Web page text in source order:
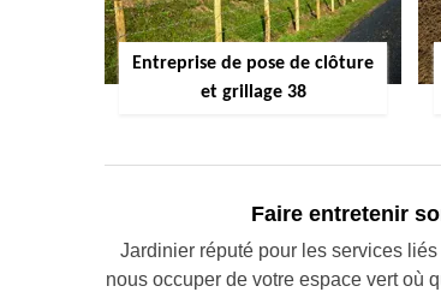
Entreprise de pose de clôture
et grillage 38
Faire entretenir
Jardinier réputé pour les services
nous occuper de votre espace vert où